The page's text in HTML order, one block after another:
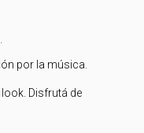
por la música.
Disfrutá de